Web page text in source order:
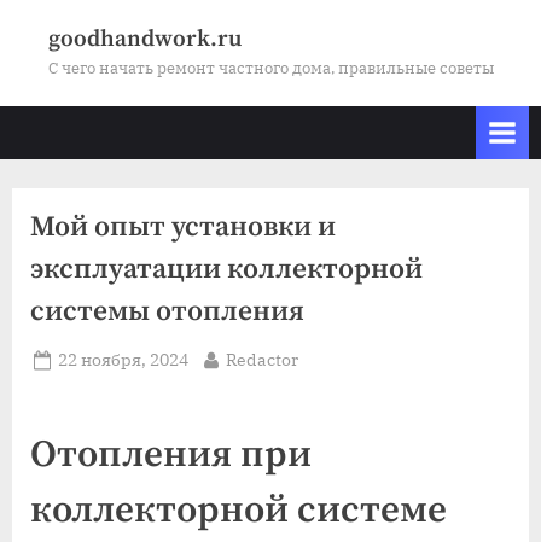
goodhandwork.ru
С чего начать ремонт частного дома, правильные советы
Мой опыт установки и
эксплуатации коллекторной
системы отопления
Posted
22 ноября, 2024 By
Redactor
Отопления при
коллекторной системе